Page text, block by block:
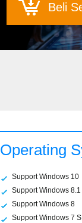
Beli
Operating
Support Windows 10
Support Windows 8.1
Support Windows 8
Support Windows 7